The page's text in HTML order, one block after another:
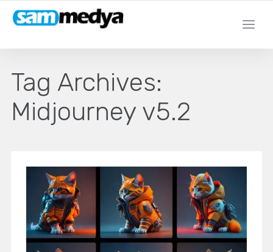
Tag Archives:
Midjourney v5.2